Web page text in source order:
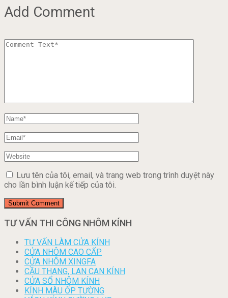
Add Comment
Lưu tên của tôi, email, và trang web trong trình duyệt này
cho lần bình luận kế tiếp của tôi.
TƯ VẤN THI CÔNG NHÔM KÍNH
TƯ VẤN LÀM CỬA KÍNH
CỬA NHÔM CAO CẤP
CỬA NHÔM XINGFA
CẦU THANG, LAN CAN KÍNH
CỬA SỔ NHÔM KÍNH
KÍNH MÀU ỐP TƯỜNG